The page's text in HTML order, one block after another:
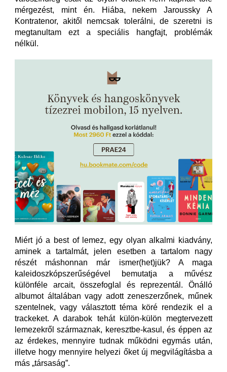
mérgezést, mint én. Hiába, nekem Jaroussky A
Kontratenor, akitől nemcsak tolerálni, de szeretni is
megtanultam ezt a speciális hangfajt, problémák
nélkül.
Miért jó a best of lemez, egy olyan alkalmi kiadvány,
aminek a tartalmát, jelen esetben a tartalom nagy
részét máshonnan már ismer(het)jük? A maga
kaleidoszkópszerűségével bemutatja a művész
különféle arcait, összefoglal és reprezentál. Önálló
albumot általában vagy adott zeneszerzőnek, műnek
szentelnek, vagy választott téma köré rendezik el a
trackeket. A darabok tehát külön-külön megtervezett
lemezekről származnak, keresztbe-kasul, és éppen az
az érdekes, mennyire tudnak működni egymás után,
illetve hogy mennyire helyezi őket új megvilágításba a
más „társaság”.